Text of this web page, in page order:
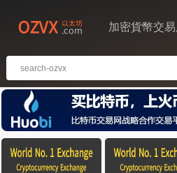
加密貨幣交